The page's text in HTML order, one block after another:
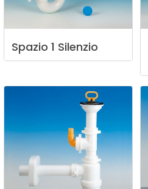
Spazio 1 Silenzio